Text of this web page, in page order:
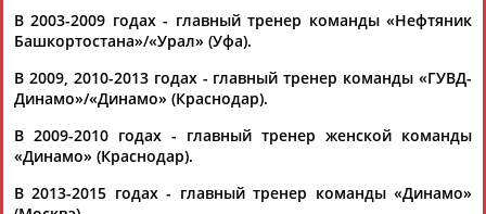
Юрий Маричев: На данный момент возвращения в женский
волейбол не допускаю
Наставник московского "Динамо" и экс-главный тренер
женской сборной России
Юрий Маричев– об Олимпиаде в
Рио,...
(Проект: Информационное агентство СТАДИОН
24.03.2017
Тренерскому совету ВФВ будут представлены по 2 кандидата
на посты тренеров сборных РФ
...онтракты главных тренеров женской (
Маричев
В 2003-2009 годах - главный тренер команды «Нефтяник
Башкортостана»/«Урал» (Уфа).
В 2009, 2010-2013 годах - главный тренер команды «ГУВД-
Динамо»/«Динамо» (Краснодар).
В 2009-2010 годах - главный тренер женской команды
«Динамо» (Краснодар).
В 2013-2015 годах - главный тренер команды «Динамо»